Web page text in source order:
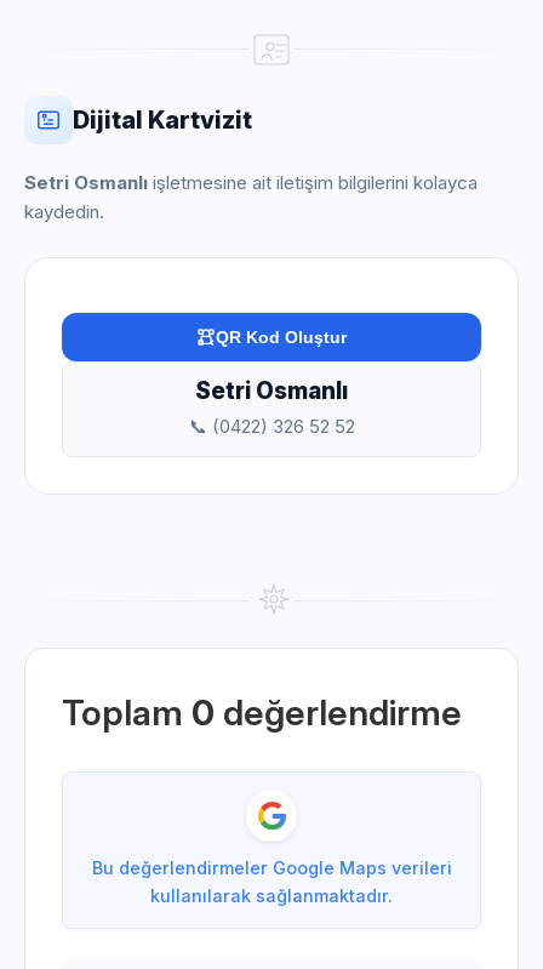
Dijital Kartvizit
Setri Osmanlı işletmesine ait iletişim bilgilerini kolayca
kaydedin.
QR Kod Oluştur
Setri Osmanlı
📞 (0422) 326 52 52
Toplam 0 değerlendirme
Bu değerlendirmeler Google Maps verileri
kullanılarak sağlanmaktadır.